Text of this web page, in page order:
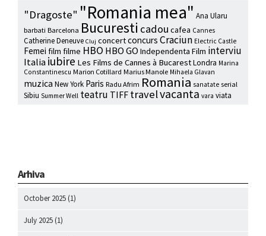
"Dragoste" "Romania mea" Ana Ularu
barbati Barcelona Bucuresti cadou cafea Cannes
Catherine Deneuve Cluj concertconcurs Craciun Electric Castle
Femei film filme HBO HBO GO Independenta Film interviu
Italiaiubire Les Films de Cannes à BucarestLondra Marina
Constantinescu Marion Cotillard Marius Manole Mihaela Glavan
muzica New York Paris Radu Afrim Romania sanatate serial
Sibiu Summer Well teatru TIFF travelvacanta vara viata
Arhiva
October 2025 (1)
July 2025 (1)